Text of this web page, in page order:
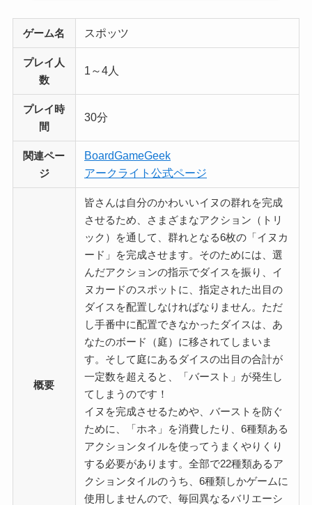
ゲーム名 スポッツ
プレイ人
数
1～4人
プレイ時
間
30分
関連ペー
ジ
BoardGameGeek
アークライト公式ページ
概要
皆さんは自分のかわいいイヌの群れを完成
させるため、さまざまなアクション（トリ
ック）を通して、群れとなる6枚の「イヌカ
ード」を完成させます。そのためには、選
んだアクションの指示でダイスを振り、イ
ヌカードのスポットに、指定された出目の
ダイスを配置しなければなりません。ただ
し手番中に配置できなかったダイスは、あ
なたのボード（庭）に移されてしまいま
す。そして庭にあるダイスの出目の合計が
一定数を超えると、「バースト」が発生し
てしまうのです！
イヌを完成させるためや、バーストを防ぐ
ために、「ホネ」を消費したり、6種類ある
アクションタイルを使ってうまくやりくり
する必要があります。全部で22種類あるア
クションタイルのうち、6種類しかゲームに
使用しませんので、毎回異なるバリエーシ